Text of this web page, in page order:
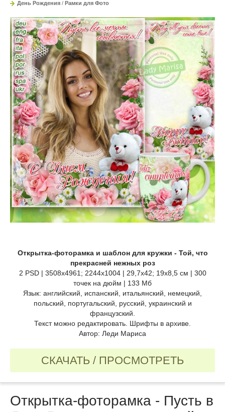
День Рождения / Рамки для Фото
Открытка-фоторамка и шаблон для кружки - Той, что
прекрасней нежных роз
2 PSD | 3508x4961; 2244x1004 | 29,7x42; 19x8,5 см | 300
точек на дюйм | 133 Мб
Язык: английский, испанский, итальянский, немецкий,
польский, португальский, русский, украинский и
французский.
Текст можно редактировать. Шрифты в архиве.
Автор: Леди Мариса
СКАЧАТЬ / ПРОСМОТРЕТЬ
Открытка-фоторамка - Пусть в